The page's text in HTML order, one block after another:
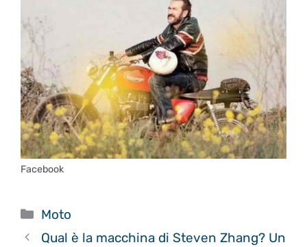
Facebook
Categorie
Moto
Qual è la macchina di Steven Zhang? Un